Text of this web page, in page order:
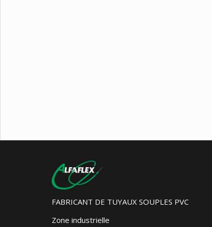
FABRICANT DE TUYAUX SOUPLES PVC
Zone industrielle